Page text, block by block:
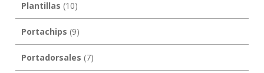
Plantillas (10)
Portachips (9)
Portadorsales (7)